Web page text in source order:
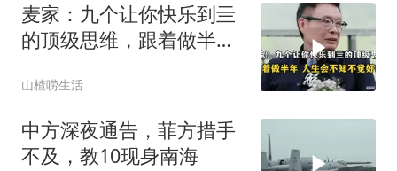
麦家：九个让你快乐到亖
的顶级思维，跟着做半
山楂唠生活
中方深夜通告，菲方措手
不及，教10现身南海